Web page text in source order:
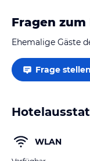
Fragen zum
Ehemalige Gäste
Frage stellen
WLAN